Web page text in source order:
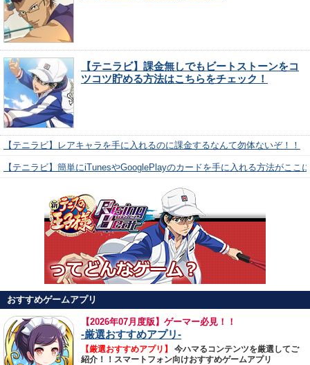
【テニラビ】課金無しでもビートストーンをコ
ツコツ貯める方法はこちらをチェック！
【テニラビ】レアキャラを手に入れるのに課金するなんて勿体ないぞ！！
【テニラビ】簡単にiTunesやGooglePlayのカードを手に入れる方法がここ
おすすめゲームアプリ
【2026年07月度版】ゲーマー必見！！
-厳選おすすめアプリ-
【厳選おすすめアプリ】
今ハマるコンテンツを厳選してご
紹介！！スマートフォン向けおすすめゲームアプリ